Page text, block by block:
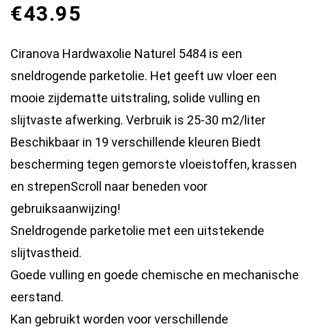
€43.95
Ciranova Hardwaxolie Naturel 5484 is een
sneldrogende parketolie. Het geeft uw vloer een
mooie zijdematte uitstraling, solide vulling en
slijtvaste afwerking. Verbruik is 25-30 m2/liter
Beschikbaar in 19 verschillende kleuren Biedt
bescherming tegen gemorste vloeistoffen, krassen
en strepenScroll naar beneden voor
gebruiksaanwijzing!
Sneldrogende parketolie met een uitstekende
slijtvastheid.
Goede vulling en goede chemische en mechanische
eerstand.
Kan gebruikt worden voor verschillende